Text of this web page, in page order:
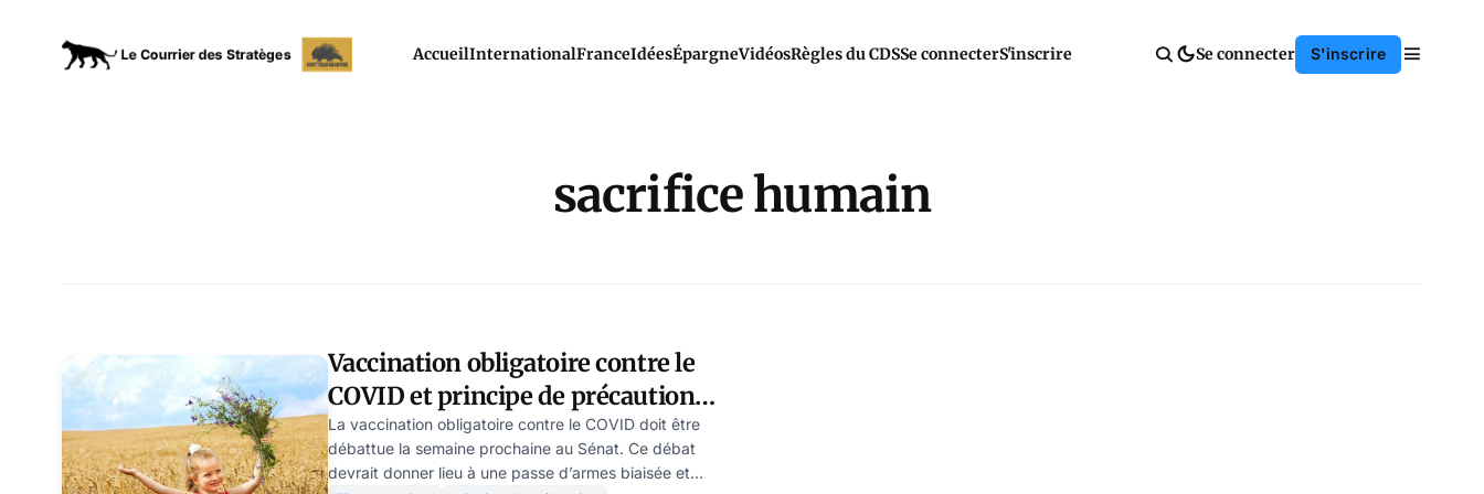
AccueilInternationalFranceIdéesÉpargneVidéosRègles du CDSSe connecterS'inscrire Se connecter S'inscrire
sacrifice humain
Vaccination obligatoire contre le
COVID et principe de précaution…
une longue fâcherie
La vaccination obligatoire contre le COVID doit être
débattue la semaine prochaine au Sénat. Ce débat
devrait donner lieu à une passe d’armes biaisée et